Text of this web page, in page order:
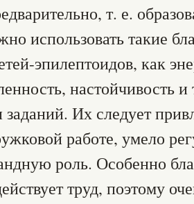
т. е.
использовать такие
эпилептоидов, как
настойчивость и
Их следует
работе, умело
роль. Особенно
труд, поэтому